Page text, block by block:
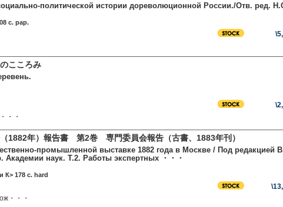
политической истории дореволюционной России./Отв. ред.
c. pap.
こころみ
・・
1882年）報告書 第2巻 専門委員会報告（古書、1883年刊）
промышленной выставке 1882 года в Москве / Под редакцией
Академии наук. Т.2. Работы экспертных ・・・
К> 178 c. hard
・・・